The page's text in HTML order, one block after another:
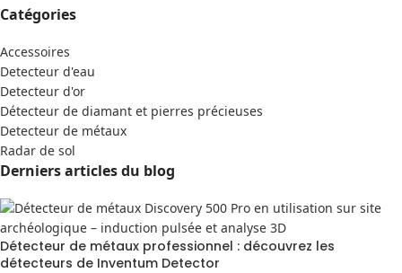
Catégories
Accessoires
Detecteur d'eau
Detecteur d'or
Détecteur de diamant et pierres précieuses
Detecteur de métaux
Radar de sol
Derniers articles du blog
Détecteur de métaux professionnel : découvrez les
détecteurs de Inventum Detector